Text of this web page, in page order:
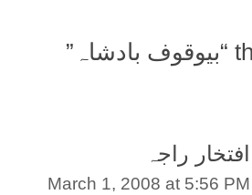
بیوقوف بادشاہ ”
افتخار راجہ
March 1, 2008 at 5:56 PM